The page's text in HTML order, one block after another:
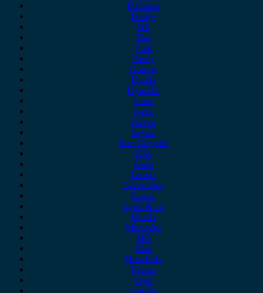
Daihatsu
Dodge
DS
Fiat
Ford
Geely
Gonow
Honda
Hyundai
Isuzu
iveco
Jaecoo
Jaguar
Jeep Chrysler
KIA
Lada
Lancia
Leapmotor
Lexus
Lynk & co
Mazda
Mercedes
MG
Mini
Mitsubishi
Nissan
Opel
Omoda